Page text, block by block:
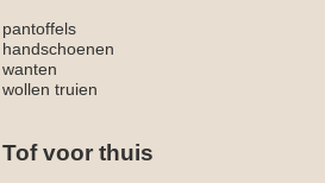
pantoffels
handschoenen
wanten
wollen truien
Tof voor thuis